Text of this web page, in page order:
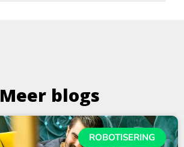
Meer blogs
ROBOTISERING